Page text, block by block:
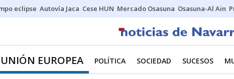
eclipse Autovía Jaca Cese HUN Mercado Osasuna Osasuna-Al Ain
UNIÓN EUROPEA POLÍTICA SOCIEDAD SUCESOS